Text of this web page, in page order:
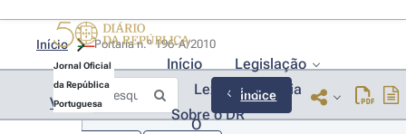
Jornal Oficial
da República
Portuguesa
Início
Legislação
Lexionário
Lia
Sobre o DR
O
Início
Voltar Índice